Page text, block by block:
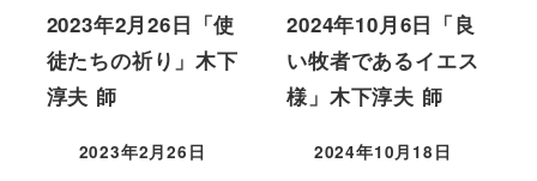
2023年2月26日「使
徒たちの祈り」木下
淳夫 師
2023年2月26日
2024年10月6日「良
い牧者であるイエス
様」木下淳夫 師
2024年10月18日